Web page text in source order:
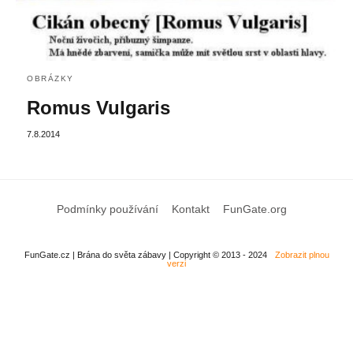
OBRÁZKY
Romus Vulgaris
7.8.2014
Podmínky používání Kontakt FunGate.org
FunGate.cz | Brána do světa zábavy | Copyright © 2013 - 2024
Zobrazit plnou
verzi